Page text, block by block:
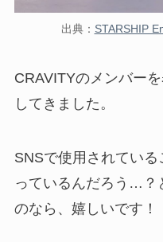
出典： STARSHIP
CRAVITYのメンバー
してきました。
SNSで使用されてい
っているんだろう…？
のなら、嬉しいです！